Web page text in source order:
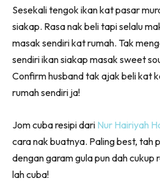
Sesekali tengok ikan kat pasar
siakap. Rasa nak beli tapi selalu
masak sendiri kat rumah. Tak
sendiri ikan siakap masak sweet
Confirm husband tak ajak beli kat
rumah sendiri ja!
Jom cuba resipi dari Nur Hairiyah
cara nak buatnya. Paling best, tah
dengan garam gula pun dah cukup
lah cuba!